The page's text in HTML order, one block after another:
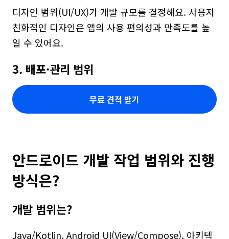
디자인 범위(UI/UX)가 개발 규모를 결정해요. 사용자
친화적인 디자인은 앱의 사용 편의성과 만족도를 높
일 수 있어요.
3. 배포·관리 범위
무료 견적 받기
안드로이드 개발 작업 범위와 진행
방식은?
개발 범위는?
Java/Kotlin, Android UI(View/Compose), 아키텍